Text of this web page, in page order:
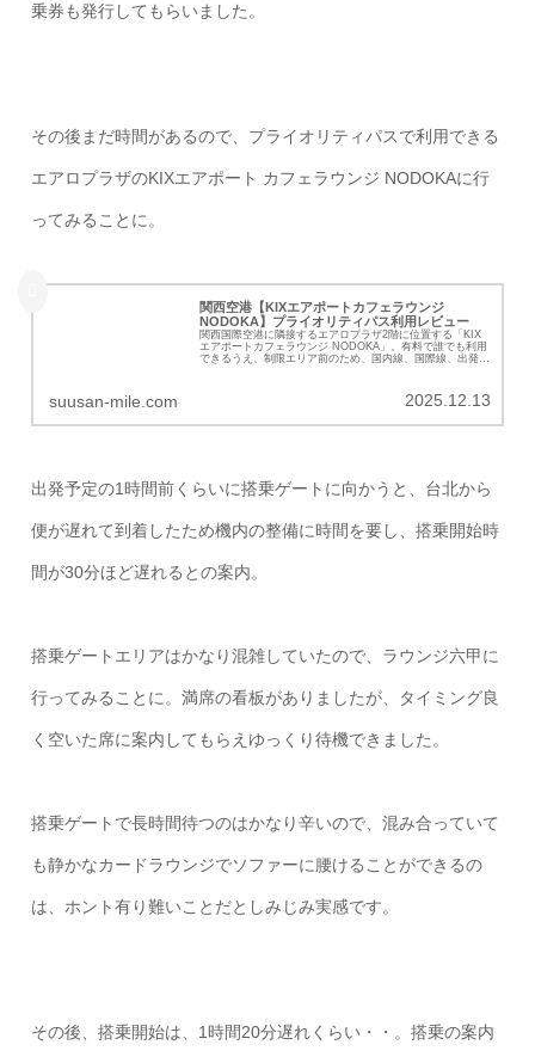
乗券も発行してもらいました。
その後まだ時間があるので、プライオリティパスで利用できる
エアロプラザのKIXエアポート カフェラウンジ NODOKAに行
ってみることに。
関西空港【KIXエアポートカフェラウンジ
NODOKA】プライオリティパス利用レビュー
関西国際空港に隣接するエアロプラザ2階に位置する「KIX
エアポートカフェラウンジ NODOKA」。有料で誰でも利用
できるうえ、制限エリア前のため、国内線、国際線、出発
suusan-mile.com 2025.12.13
出発予定の1時間前くらいに搭乗ゲートに向かうと、台北から
便が遅れて到着したため機内の整備に時間を要し、搭乗開始時
間が30分ほど遅れるとの案内。
搭乗ゲートエリアはかなり混雑していたので、ラウンジ六甲に
行ってみることに。満席の看板がありましたが、タイミング良
く空いた席に案内してもらえゆっくり待機できました。
搭乗ゲートで長時間待つのはかなり辛いので、混み合っていて
も静かなカードラウンジでソファーに腰けることができるの
は、ホント有り難いことだとしみじみ実感です。
その後、搭乗開始は、1時間20分遅れくらい・・。搭乗の案内